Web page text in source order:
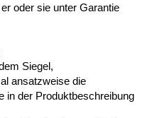
oder sie unter Garantie
Siegel,
ansatzweise die
in der Produktbeschreibung